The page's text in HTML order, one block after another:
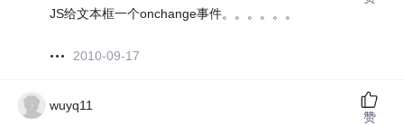
JS给文本框一个onchange事件。。。。。。
2010-09-17
wuyq11
赞